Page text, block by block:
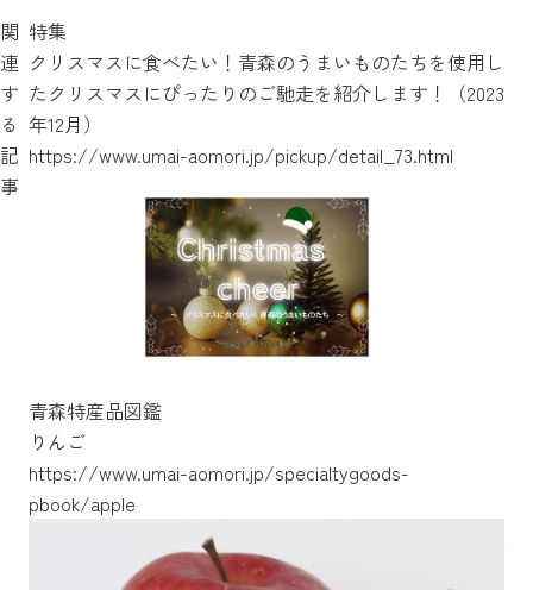
関
連
す
る
記
事
特集
クリスマスに食べたい！青森のうまいものたちを使用し
たクリスマスにぴったりのご馳走を紹介します！（2023
年12月）
https://www.umai-aomori.jp/pickup/detail_73.html
https://www.umai-aomori.jp/pickup/detail_72.html
青森特産品図鑑
りんご
https://www.umai-aomori.jp/specialtygoods-
pbook/apple